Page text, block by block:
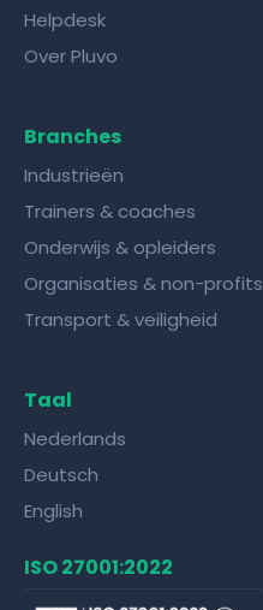
Helpdesk
Over Pluvo
Branches
Industrieën
Trainers & coaches
Onderwijs & opleiders
Organisaties & non-profits
Transport & veiligheid
Taal
Nederlands
Deutsch
English
ISO 27001:2022